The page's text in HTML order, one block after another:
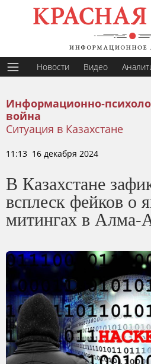
Новости Видео
Информационно-
война
Ситуация в Казахстане
11:13 16 декабря 2024
В Казахстане
всплеск фейков о
митингах в Алма-